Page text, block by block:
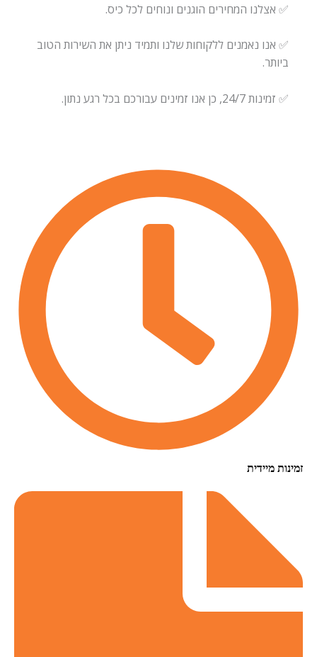
✅ אצלנו המחירים הוגנים ונוחים לכל כיס.
✅ אנו נאמנים ללקוחות שלנו ותמיד ניתן את השירות הטוב
ביותר.
✅ זמינות 24/7, כן אנו זמינים עבורכם בכל רגע נתון.
מיידית